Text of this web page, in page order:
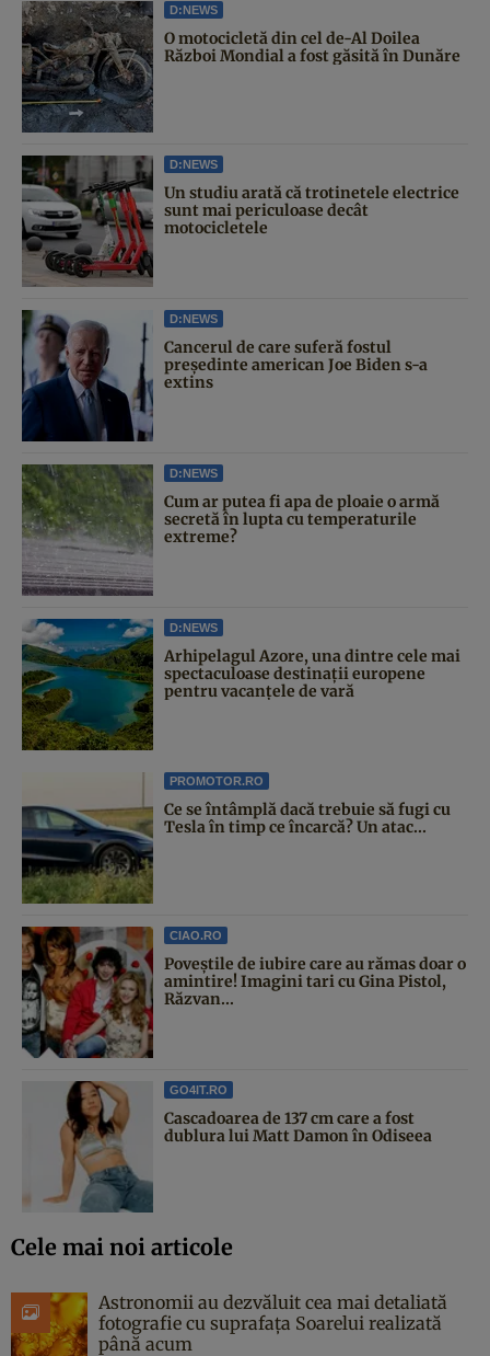
D:NEWS
O motocicletă din cel de-Al Doilea
Război Mondial a fost găsită în Dunăre
D:NEWS
Un studiu arată că trotinetele electrice
sunt mai periculoase decât
motocicletele
D:NEWS
Cancerul de care suferă fostul
președinte american Joe Biden s-a
extins
D:NEWS
Cum ar putea fi apa de ploaie o armă
secretă în lupta cu temperaturile
extreme?
D:NEWS
Arhipelagul Azore, una dintre cele mai
spectaculoase destinații europene
pentru vacanțele de vară
PROMOTOR.RO
Ce se întâmplă dacă trebuie să fugi cu
Tesla în timp ce încarcă? Un atac...
CIAO.RO
Poveştile de iubire care au rămas doar o
amintire! Imagini tari cu Gina Pistol,
Răzvan...
GO4IT.RO
Cascadoarea de 137 cm care a fost
dublura lui Matt Damon în Odiseea
Cele mai noi articole
Astronomii au dezvăluit cea mai detaliată
fotografie cu suprafața Soarelui realizată
până acum